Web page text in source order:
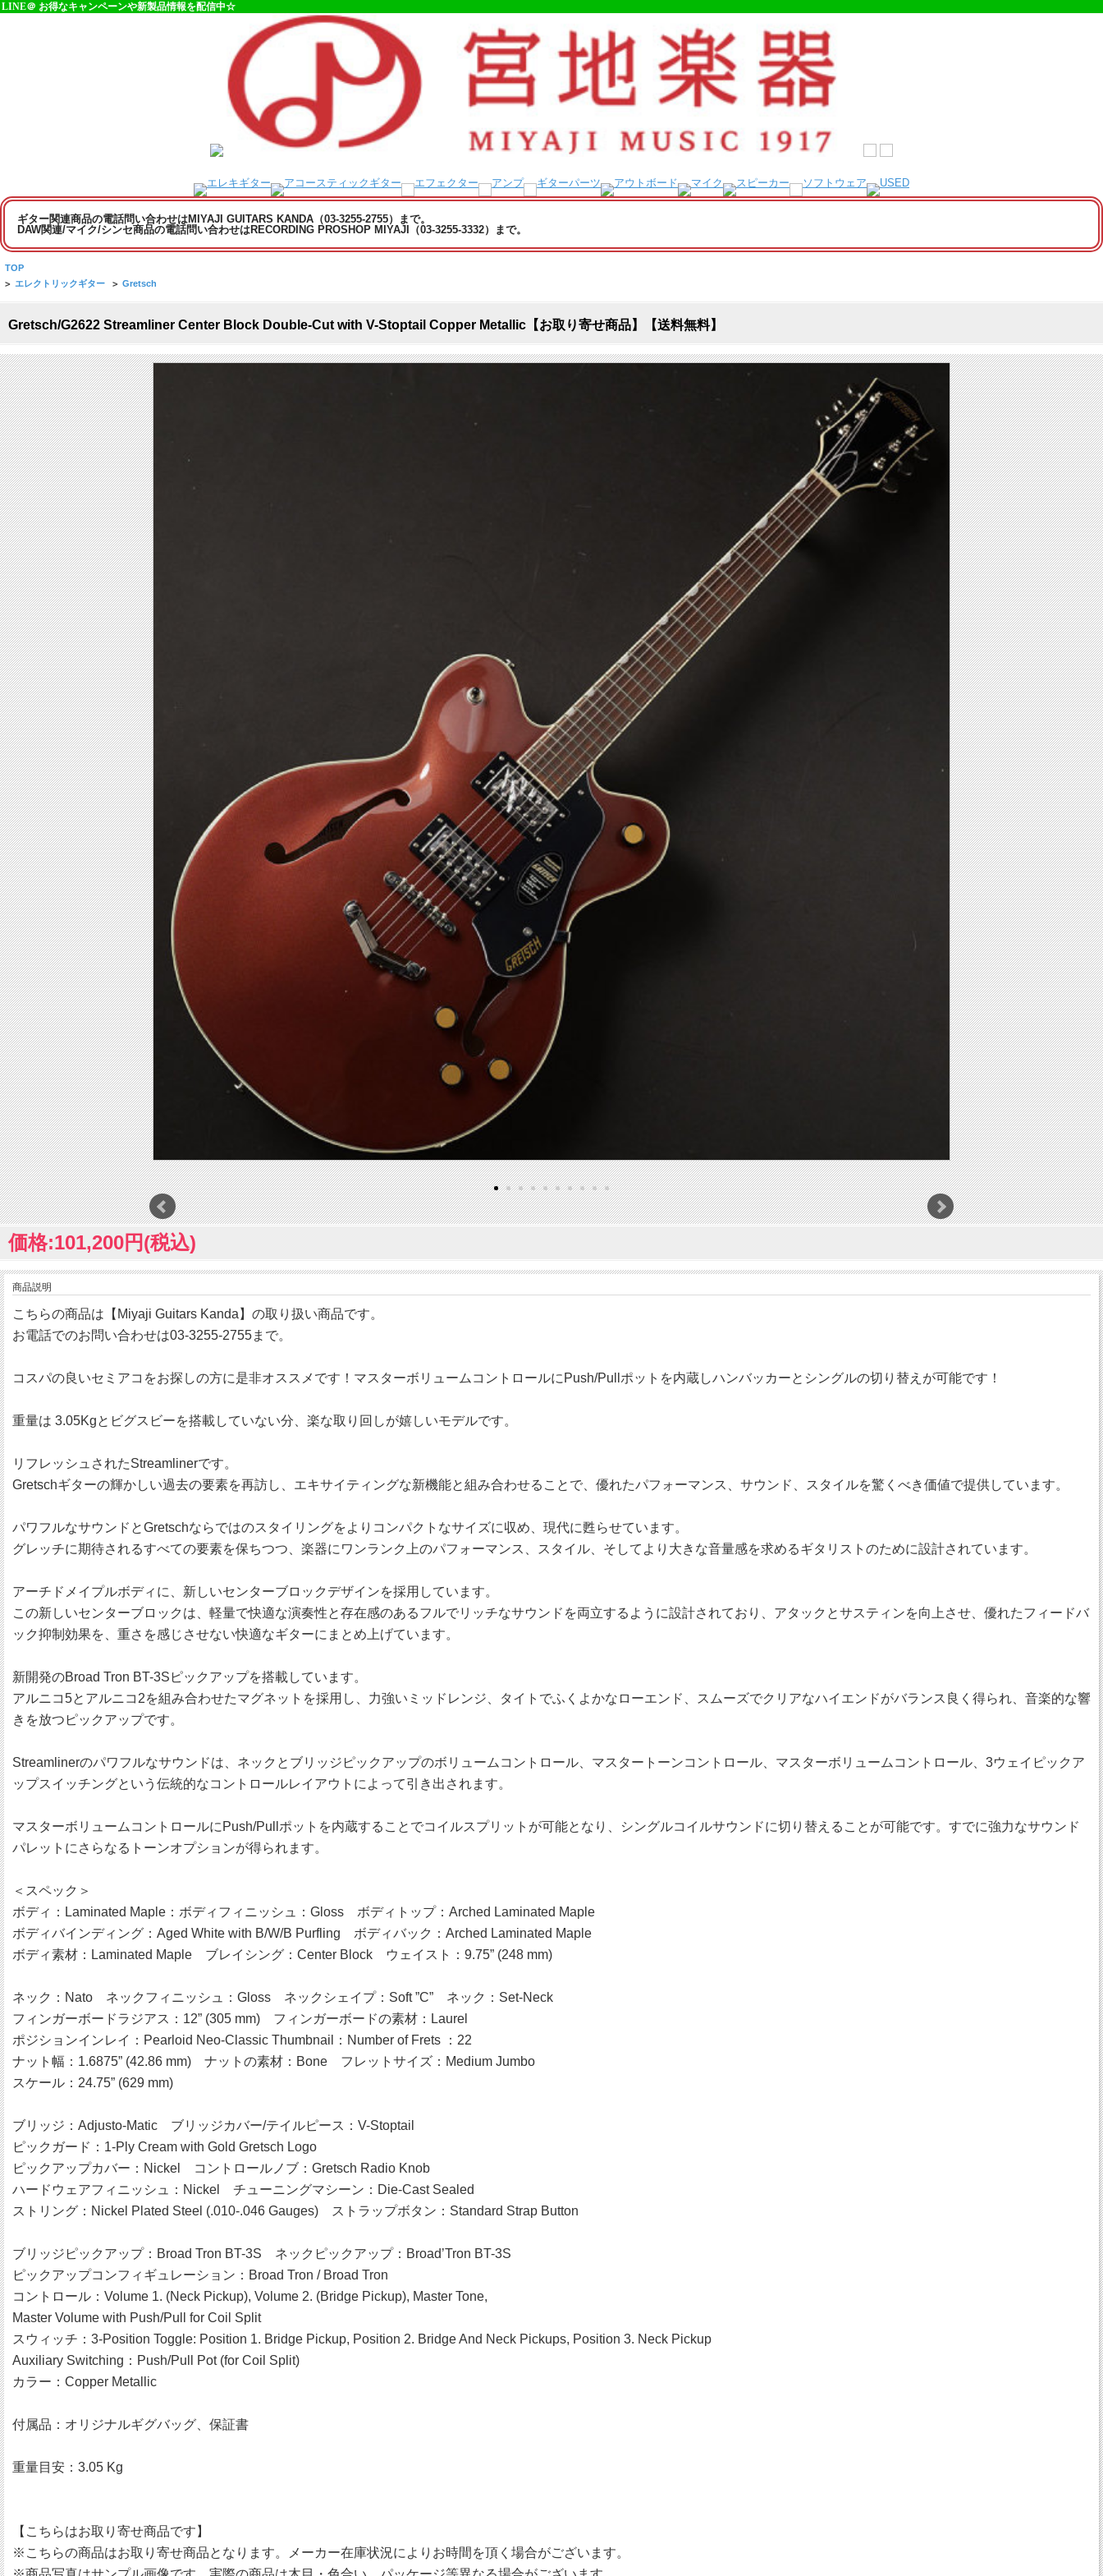
LINE＠ お得なキャンペーンや新製品情報を配信中☆
ギター関連商品の電話問い合わせはMIYAJI GUITARS KANDA（03-3255-2755）まで。
DAW関連/マイク/シンセ商品の電話問い合わせはRECORDING PROSHOP MIYAJI（03-3255-3332）まで。
TOP
> エレクトリックギター > Gretsch
Gretsch/G2622 Streamliner Center Block Double-Cut with V-Stoptail Copper Metallic【お取り寄せ商品】【送料無料】
価格:101,200円(税込)
商品説明
こちらの商品は【Miyaji Guitars Kanda】の取り扱い商品です。
お電話でのお問い合わせは03-3255-2755まで。
コスパの良いセミアコをお探しの方に是非オススメです！マスターボリュームコントロールにPush/Pullポットを内蔵しハンバッカーとシングルの切り替えが可能です！
重量は 3.05Kgとビグスビーを搭載していない分、楽な取り回しが嬉しいモデルです。
リフレッシュされたStreamlinerです。
Gretschギターの輝かしい過去の要素を再訪し、エキサイティングな新機能と組み合わせることで、優れたパフォーマンス、サウンド、スタイルを驚くべき価値で提供しています。
パワフルなサウンドとGretschならではのスタイリングをよりコンパクトなサイズに収め、現代に甦らせています。
グレッチに期待されるすべての要素を保ちつつ、楽器にワンランク上のパフォーマンス、スタイル、そしてより大きな音量感を求めるギタリストのために設計されています。
アーチドメイプルボディに、新しいセンターブロックデザインを採用しています。
この新しいセンターブロックは、軽量で快適な演奏性と存在感のあるフルでリッチなサウンドを両立するように設計されており、アタックとサスティンを向上させ、優れたフィードバ
ック抑制効果を、重さを感じさせない快適なギターにまとめ上げています。
新開発のBroad Tron BT-3Sピックアップを搭載しています。
アルニコ5とアルニコ2を組み合わせたマグネットを採用し、力強いミッドレンジ、タイトでふくよかなローエンド、スムーズでクリアなハイエンドがバランス良く得られ、音楽的な響
きを放つピックアップです。
Streamlinerのパワフルなサウンドは、ネックとブリッジピックアップのボリュームコントロール、マスタートーンコントロール、マスターボリュームコントロール、3ウェイピックア
ップスイッチングという伝統的なコントロールレイアウトによって引き出されます。
マスターボリュームコントロールにPush/Pullポットを内蔵することでコイルスプリットが可能となり、シングルコイルサウンドに切り替えることが可能です。すでに強力なサウンド
パレットにさらなるトーンオプションが得られます。
＜スペック＞
ボディ：Laminated Maple：ボディフィニッシュ：Gloss ボディトップ：Arched Laminated Maple
ボディバインディング：Aged White with B/W/B Purfling ボディバック：Arched Laminated Maple
ボディ素材：Laminated Maple ブレイシング：Center Block ウェイスト：9.75” (248 mm)
ネック：Nato ネックフィニッシュ：Gloss ネックシェイプ：Soft ”C” ネック：Set-Neck
フィンガーボードラジアス：12” (305 mm) フィンガーボードの素材：Laurel
ポジションインレイ：Pearloid Neo-Classic Thumbnail：Number of Frets ：22
ナット幅：1.6875” (42.86 mm) ナットの素材：Bone フレットサイズ：Medium Jumbo
スケール：24.75” (629 mm)
ブリッジ：Adjusto-Matic ブリッジカバー/テイルピース：V-Stoptail
ピックガード：1-Ply Cream with Gold Gretsch Logo
ピックアップカバー：Nickel コントロールノブ：Gretsch Radio Knob
ハードウェアフィニッシュ：Nickel チューニングマシーン：Die-Cast Sealed
ストリング：Nickel Plated Steel (.010-.046 Gauges) ストラップボタン：Standard Strap Button
ブリッジピックアップ：Broad Tron BT-3S ネックピックアップ：Broad’Tron BT-3S
ピックアップコンフィギュレーション：Broad Tron / Broad Tron
コントロール：Volume 1. (Neck Pickup), Volume 2. (Bridge Pickup), Master Tone,
Master Volume with Push/Pull for Coil Split
スウィッチ：3-Position Toggle: Position 1. Bridge Pickup, Position 2. Bridge And Neck Pickups, Position 3. Neck Pickup
Auxiliary Switching：Push/Pull Pot (for Coil Split)
カラー：Copper Metallic
付属品：オリジナルギグバッグ、保証書
重量目安：3.05 Kg
【こちらはお取り寄せ商品です】
※こちらの商品はお取り寄せ商品となります。メーカー在庫状況によりお時間を頂く場合がございます。